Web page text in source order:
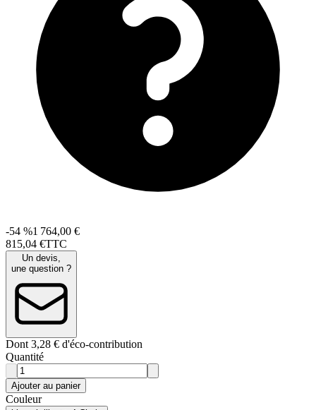
-54 %1 764,00 €
815,04 €TTC
Un devis,
une question ?
Dont 3,28 € d'éco-contribution
Quantité
Ajouter au panier
Couleur